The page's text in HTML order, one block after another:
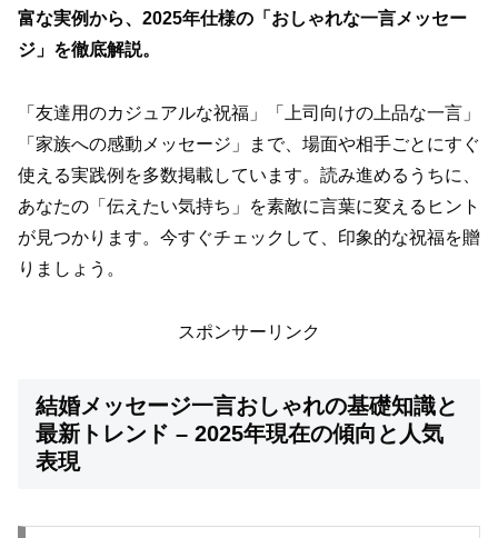
富な実例から、2025年仕様の「おしゃれな一言メッセー
ジ」を徹底解説。
「友達用のカジュアルな祝福」「上司向けの上品な一言」
「家族への感動メッセージ」まで、場面や相手ごとにすぐ
使える実践例を多数掲載しています。読み進めるうちに、
あなたの「伝えたい気持ち」を素敵に言葉に変えるヒント
が見つかります。今すぐチェックして、印象的な祝福を贈
りましょう。
スポンサーリンク
結婚メッセージ一言おしゃれの基礎知識と
最新トレンド – 2025年現在の傾向と人気
表現